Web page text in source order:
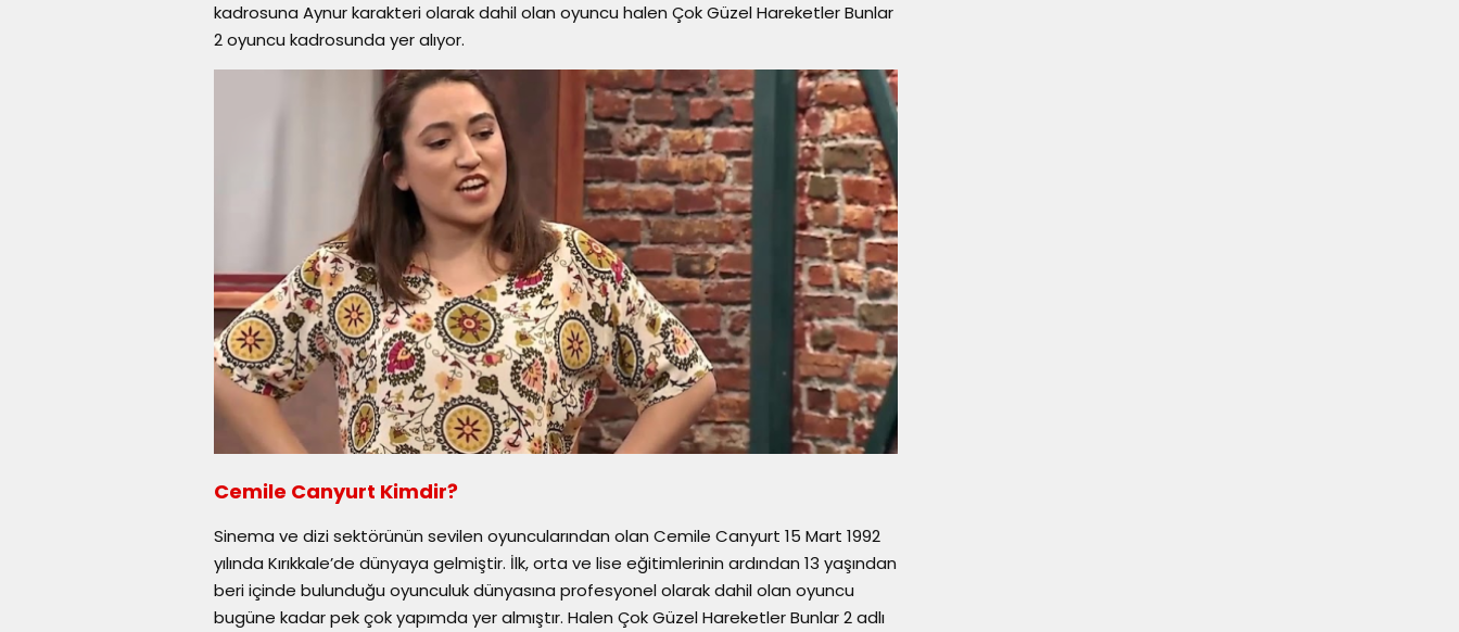
kadrosuna Aynur karakteri olarak dahil olan oyuncu halen Çok Güzel Hareketler Bunlar
2 oyuncu kadrosunda yer alıyor.
Cemile Canyurt Kimdir?
Sinema ve dizi sektörünün sevilen oyuncularından olan Cemile Canyurt 15 Mart 1992
yılında Kırıkkale’de dünyaya gelmiştir. İlk, orta ve lise eğitimlerinin ardından 13 yaşından
beri içinde bulunduğu oyunculuk dünyasına profesyonel olarak dahil olan oyuncu
bugüne kadar pek çok yapımda yer almıştır. Halen Çok Güzel Hareketler Bunlar 2 adlı